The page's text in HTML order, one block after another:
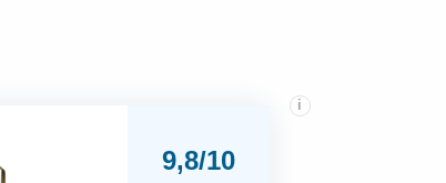
9,8/10
i